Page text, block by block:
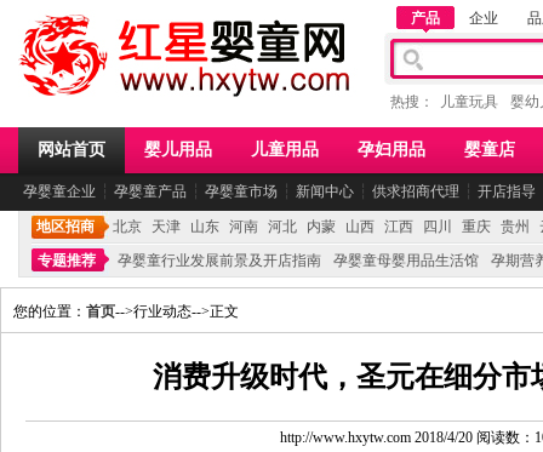
产品 企业
热搜： 儿童玩具 婴幼
网站首页 婴儿用品 儿童用品 孕妇用品 婴童店
孕婴童企业 ┆ 孕婴童产品 ┆ 孕婴童市场 ┆ 新闻中心 ┆ 供求招商代理 ┆ 开店指导
地区招商 北京 天津 山东 河南 河北 内蒙 山西 江西 四川 重庆 贵州
专题推荐
孕婴童行业发展前景及开店指南 孕婴童母婴用品生活馆 孕期营
您的位置： 首页-->行业动态-->正文
消费升级时代，圣元在细分市
http://www.hxytw.com 2018/4/20 阅读数：